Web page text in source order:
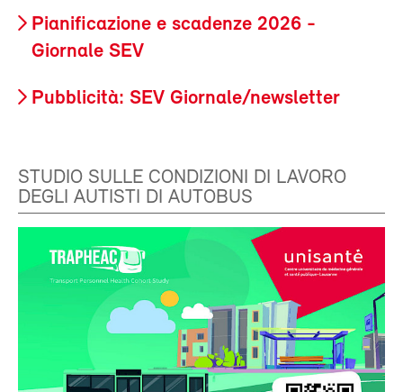
Pianificazione e scadenze 2026 -
Giornale SEV
Pubblicità: SEV Giornale/newsletter
STUDIO SULLE CONDIZIONI DI LAVORO
DEGLI AUTISTI DI AUTOBUS